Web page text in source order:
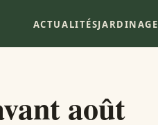
ACTUALITÉSJARDINAGE
août